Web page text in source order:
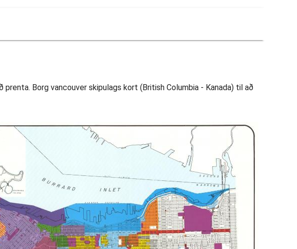
Borg vancouver skipulags kort (British Columbia - Kanada) til að